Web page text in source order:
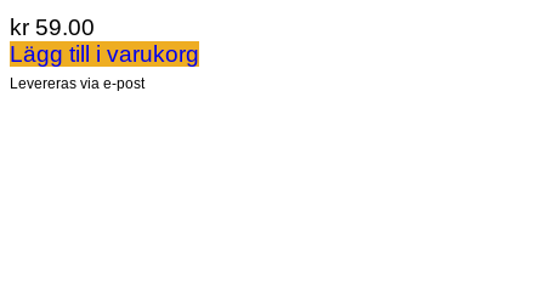
kr 59.00
Lägg till i varukorg
Levereras via e-post